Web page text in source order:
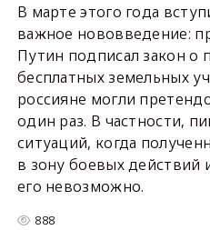
В марте этого года
важное нововведение:
Путин подписал закон о
бесплатных земельных
россияне могли
один раз. В частности,
ситуаций, когда
в зону боевых действий
его невозможно.
888